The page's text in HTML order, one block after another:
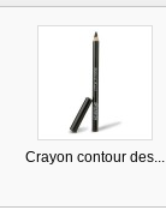
Crayon contour des...